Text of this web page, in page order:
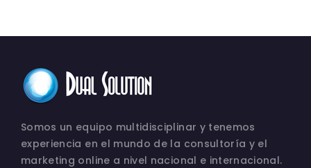
Somos un equipo multidisciplinar y tenemos
experiencia en el mundo de la consultoría y el
marketing online a nivel nacional e internacional.